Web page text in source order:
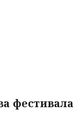
фестивала